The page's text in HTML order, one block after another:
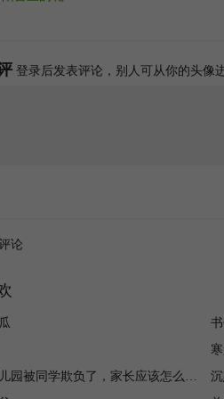
登录后发表评论，别人可从你的头像
论